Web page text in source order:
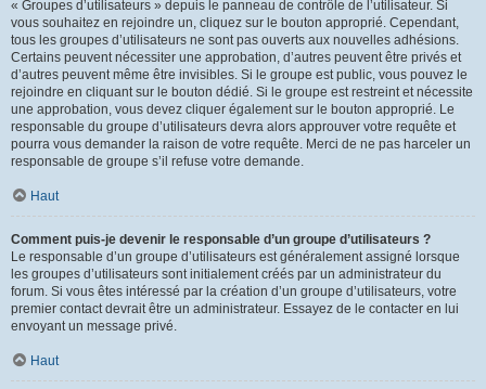
« Groupes d’utilisateurs » depuis le panneau de contrôle de l’utilisateur. Si
vous souhaitez en rejoindre un, cliquez sur le bouton approprié. Cependant,
tous les groupes d’utilisateurs ne sont pas ouverts aux nouvelles adhésions.
Certains peuvent nécessiter une approbation, d’autres peuvent être privés et
d’autres peuvent même être invisibles. Si le groupe est public, vous pouvez le
rejoindre en cliquant sur le bouton dédié. Si le groupe est restreint et nécessite
une approbation, vous devez cliquer également sur le bouton approprié. Le
responsable du groupe d’utilisateurs devra alors approuver votre requête et
pourra vous demander la raison de votre requête. Merci de ne pas harceler un
responsable de groupe s’il refuse votre demande.
Haut
Comment puis-je devenir le responsable d’un groupe d’utilisateurs ?
Le responsable d’un groupe d’utilisateurs est généralement assigné lorsque
les groupes d’utilisateurs sont initialement créés par un administrateur du
forum. Si vous êtes intéressé par la création d’un groupe d’utilisateurs, votre
premier contact devrait être un administrateur. Essayez de le contacter en lui
envoyant un message privé.
Haut